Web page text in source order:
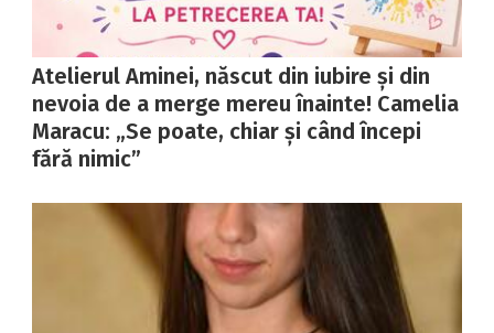
Atelierul Aminei, născut din iubire și din
nevoia de a merge mereu înainte! Camelia
Maracu: „Se poate, chiar și când începi
fără nimic”